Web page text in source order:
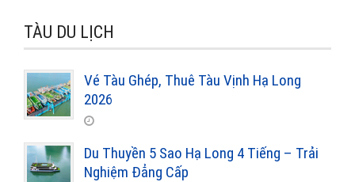
TÀU DU LỊCH
Vé Tàu Ghép, Thuê Tàu Vịnh Hạ Long
2026
Du Thuyền 5 Sao Hạ Long 4 Tiếng – Trải
Nghiệm Đẳng Cấp